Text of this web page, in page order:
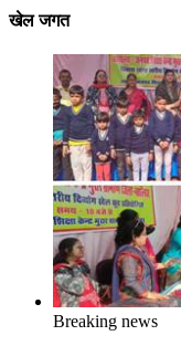
खेल जगत
Breaking news